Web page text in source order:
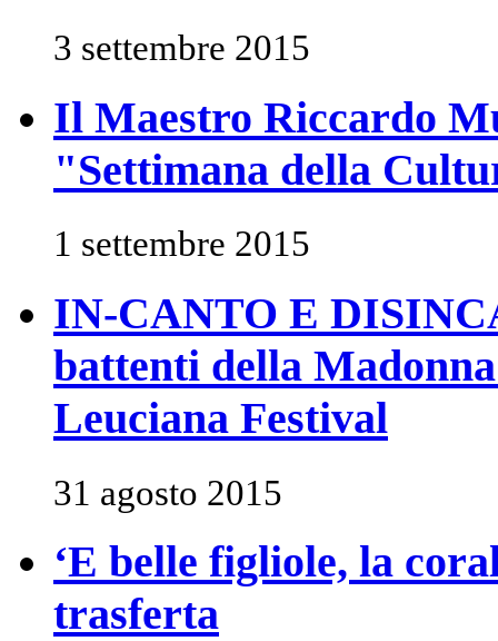
3 settembre 2015
Il Maestro Riccardo
"Settimana della
1 settembre 2015
IN-CANTO E
battenti della
Leuciana Festival
31 agosto 2015
‘E belle figliole, la
trasferta